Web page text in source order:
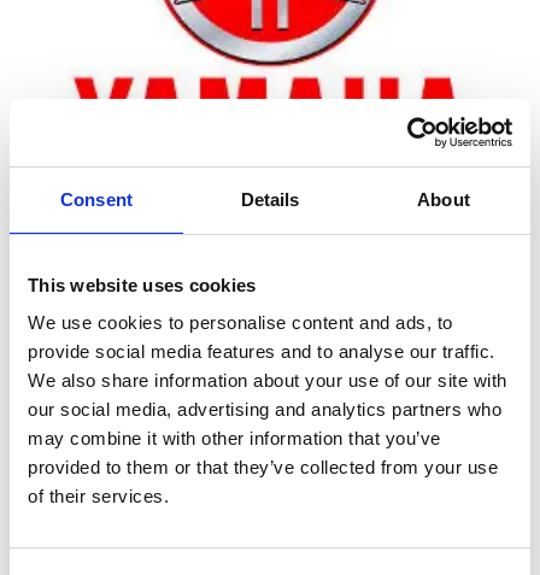
Consent Details About
This website uses cookies
We use cookies to personalise content and ads, to
provide social media features and to analyse our traffic.
We also share information about your use of our site with
our social media, advertising and analytics partners who
may combine it with other information that you’ve
provided to them or that they’ve collected from your use
of their services.
Zoom
Leveringstid er 5-6 dag(e)
Model/varenr.: 6E5244100100
962,74 DKK